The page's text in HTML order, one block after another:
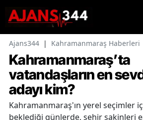
Ajans344 | Kahramanmaraş Haberleri
Kahramanmaraş’ta
vatandaşların en
adayı kim?
Kahramanmaraş'ın yerel seçimler
beklediği günlerde, şehir sakinleri